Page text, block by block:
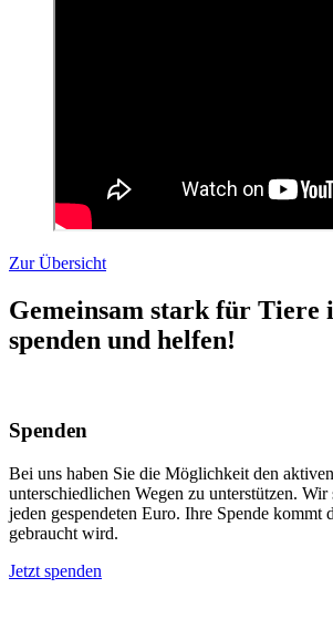
Zur Übersicht
Gemeinsam stark für Tiere
spenden und helfen!
Spenden
Bei uns haben Sie die Möglichkeit den
unterschiedlichen Wegen zu unterstützen.
jeden gespendeten Euro. Ihre Spende kommt
gebraucht wird.
Jetzt spenden